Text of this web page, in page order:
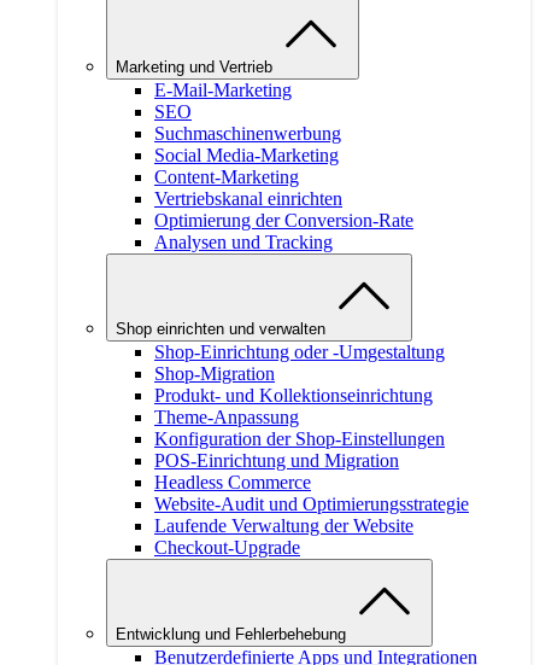
Marketing und Vertrieb
E-Mail-Marketing
SEO
Suchmaschinenwerbung
Social Media-Marketing
Content-Marketing
Vertriebskanal einrichten
Optimierung der Conversion-Rate
Analysen und Tracking
Shop einrichten und verwalten
Shop-Einrichtung oder -Umgestaltung
Shop-Migration
Produkt- und Kollektionseinrichtung
Theme-Anpassung
Konfiguration der Shop-Einstellungen
POS-Einrichtung und Migration
Headless Commerce
Website-Audit und Optimierungsstrategie
Laufende Verwaltung der Website
Checkout-Upgrade
Entwicklung und Fehlerbehebung
Benutzerdefinierte Apps und Integrationen